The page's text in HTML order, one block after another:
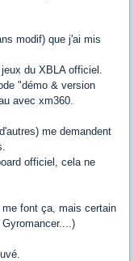
modif) que j'ai mis
du XBLA officiel.
"démo & version
avec xm360.
me demandent
officiel, cela ne
font ça, mais certain